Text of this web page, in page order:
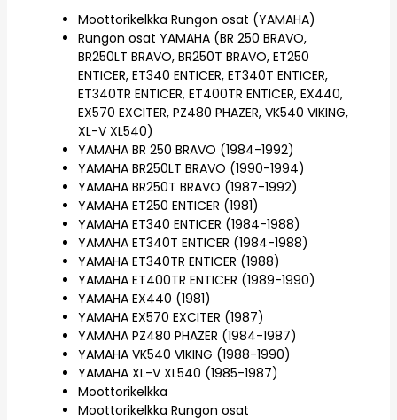
Moottorikelkka Rungon osat (YAMAHA)
Rungon osat YAMAHA (BR 250 BRAVO,
BR250LT BRAVO, BR250T BRAVO, ET250
ENTICER, ET340 ENTICER, ET340T ENTICER,
ET340TR ENTICER, ET400TR ENTICER, EX440,
EX570 EXCITER, PZ480 PHAZER, VK540 VIKING,
XL-V XL540)
YAMAHA BR 250 BRAVO (1984-1992)
YAMAHA BR250LT BRAVO (1990-1994)
YAMAHA BR250T BRAVO (1987-1992)
YAMAHA ET250 ENTICER (1981)
YAMAHA ET340 ENTICER (1984-1988)
YAMAHA ET340T ENTICER (1984-1988)
YAMAHA ET340TR ENTICER (1988)
YAMAHA ET400TR ENTICER (1989-1990)
YAMAHA EX440 (1981)
YAMAHA EX570 EXCITER (1987)
YAMAHA PZ480 PHAZER (1984-1987)
YAMAHA VK540 VIKING (1988-1990)
YAMAHA XL-V XL540 (1985-1987)
Moottorikelkka
Moottorikelkka Rungon osat